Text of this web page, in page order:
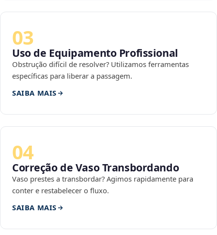
03
Uso de Equipamento Profissional
Obstrução difícil de resolver? Utilizamos ferramentas
específicas para liberar a passagem.
SAIBA MAIS
04
Correção de Vaso Transbordando
Vaso prestes a transbordar? Agimos rapidamente para
conter e restabelecer o fluxo.
SAIBA MAIS